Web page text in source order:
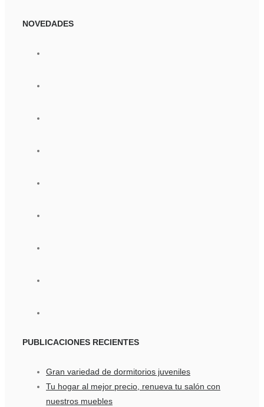
NOVEDADES
PUBLICACIONES RECIENTES
Gran variedad de dormitorios juveniles
Tu hogar al mejor precio, renueva tu salón con
nuestros muebles